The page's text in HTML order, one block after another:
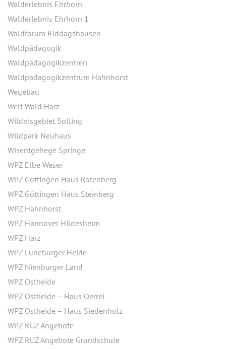
Walderlebnis Ehrhorn
Walderlebnis Ehrhorn 1
Waldforum Riddagshausen
Waldpädagogik
Waldpädagogikzentren
Waldpädagogikzentrum Hahnhorst
Wegebau
Welt Wald Harz
Wildnisgebiet Solling
Wildpark Neuhaus
Wisentgehege Springe
WPZ Elbe Weser
WPZ Göttingen Haus Rotenberg
WPZ Göttingen Haus Steinberg
WPZ Hahnhorst
WPZ Hannover Hildesheim
WPZ Harz
WPZ Lüneburger Heide
WPZ Nienburger Land
WPZ Ostheide
WPZ Ostheide – Haus Oerrel
WPZ Ostheide – Haus Siedenholz
WPZ RUZ Angebote
WPZ RUZ Angebote Grundschule